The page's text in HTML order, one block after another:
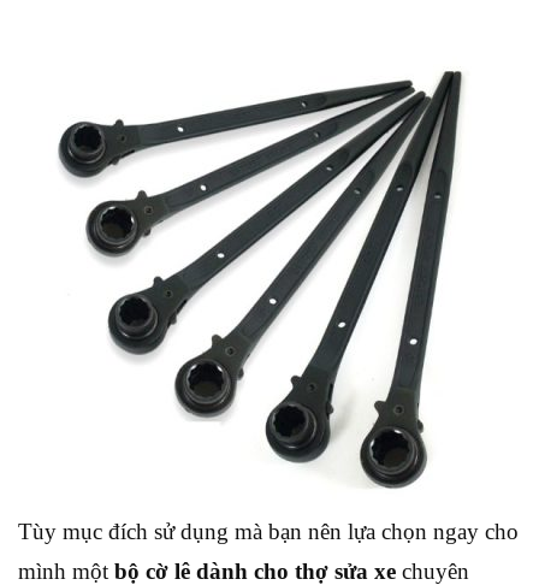
Tùy mục đích sử dụng mà bạn nên lựa chọn ngay cho
mình một bộ cờ lê dành cho thợ sửa xe chuyên